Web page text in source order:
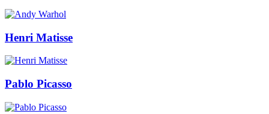
Henri Matisse
Pablo Picasso